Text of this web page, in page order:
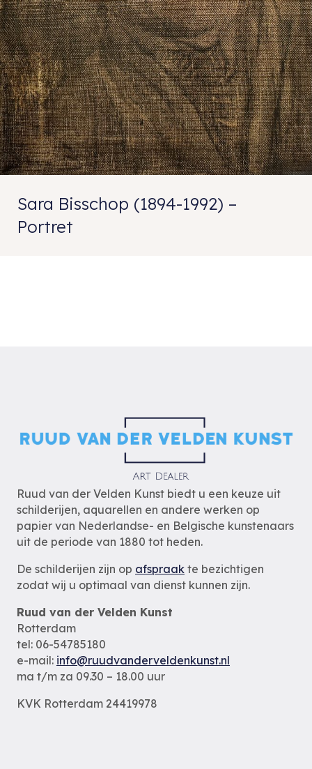
Sara Bisschop (1894-1992) –
Portret
Ruud van der Velden Kunst biedt u een keuze uit
schilderijen, aquarellen en andere werken op
papier van Nederlandse- en Belgische kunstenaars
uit de periode van 1880 tot heden.
De schilderijen zijn op afspraak te bezichtigen
zodat wij u optimaal van dienst kunnen zijn.
Ruud van der Velden Kunst
Rotterdam
tel: 06-54785180
e-mail: info@ruudvanderveldenkunst.nl
ma t/m za 09.30 – 18.00 uur
KVK Rotterdam 24419978